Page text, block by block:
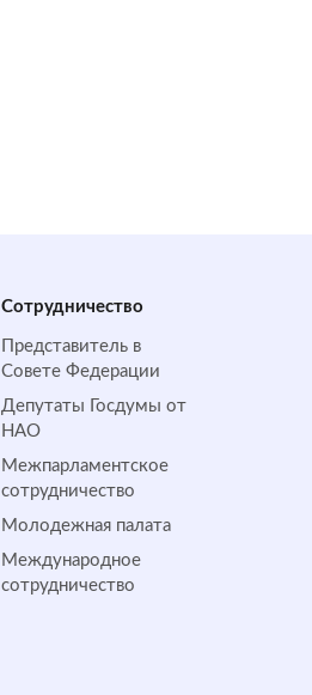
Сотрудничество
Представитель в
Совете Федерации
Депутаты Госдумы от
НАО
Межпарламентское
сотрудничество
Молодежная палата
Международное
сотрудничество